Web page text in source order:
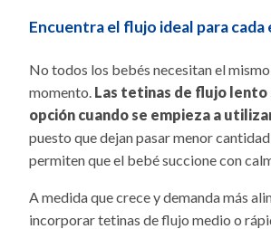
Encuentra el flujo ideal para cada
No todos los bebés necesitan el
momento. Las tetinas de flujo lento
opción cuando se empieza a
puesto que dejan pasar menor
permiten que el bebé succione con
A medida que crece y demanda más
incorporar tetinas de flujo medio o